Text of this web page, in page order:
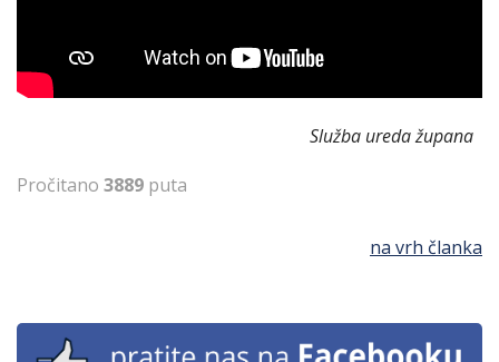
Služba ureda župana
Pročitano 3889 puta
na vrh članka